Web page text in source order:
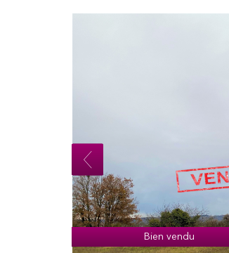
Bien vendu